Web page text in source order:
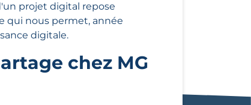
projet digital repose
qui nous permet, année
digitale.
chez MG